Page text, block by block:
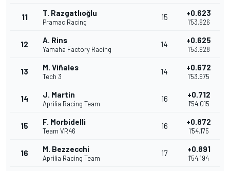
11 T. Razgatlıoğlu
Pramac Racing
15 +0.623
1'53.926
12 A. Rins
Yamaha Factory Racing
14 +0.625
1'53.928
13 M. Viñales
Tech 3
14 +0.672
1'53.975
14 J. Martin
Aprilia Racing Team
16 +0.712
1'54.015
15 F. Morbidelli
Team VR46
16 +0.872
1'54.175
16 M. Bezzecchi
Aprilia Racing Team
17 +0.891
1'54.194